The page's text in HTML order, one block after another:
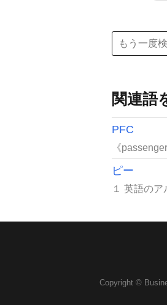
関連語
PFC
《
ピー
１ 英語の
Copyright ©